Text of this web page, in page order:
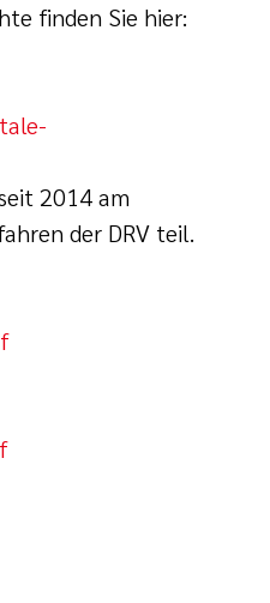
finden Sie hier:
2014 am
der DRV teil.